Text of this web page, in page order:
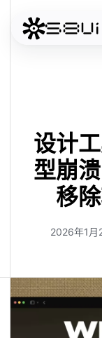
设计
型崩
移
2026年1月